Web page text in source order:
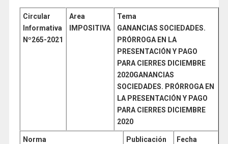
Circular
Informativa
Nº265-2021
Area
IMPOSITIVA
Tema
GANANCIAS SOCIEDADES.
PRÓRROGA EN LA
PRESENTACIÓN Y PAGO
PARA CIERRES DICIEMBRE
2020GANANCIAS
SOCIEDADES. PRÓRROGA EN
LA PRESENTACIÓN Y PAGO
PARA CIERRES DICIEMBRE
2020
Norma
Publicación
Fecha